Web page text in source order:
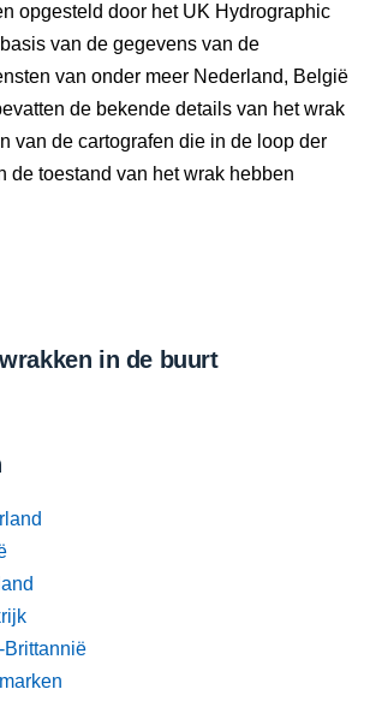
opgesteld door het UK Hydrographic
van de gegevens van de
van onder meer Nederland, België
de bekende details van het wrak
van de cartografen die in de loop der
de toestand van het wrak hebben
in de buurt
Brittannië